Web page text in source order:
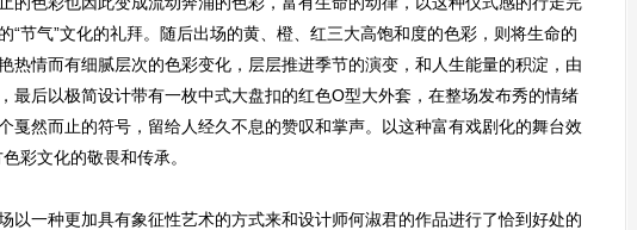
“节气”文化的礼拜。随后出场的黄、橙、红三大高饱和度的色彩，则将生命的
热情而有细腻层次的色彩变化，层层推进季节的演变，和人生能量的积淀，由
最后以极简设计带有一枚中式大盘扣的红色O型大外套，在整场发布秀的情绪
戛然而止的符号，留给人经久不息的赞叹和掌声。以这种富有戏剧化的舞台效
彩文化的敬畏和传承。
一种更加具有象征性艺术的方式来和设计师何淑君的作品进行了恰到好处的